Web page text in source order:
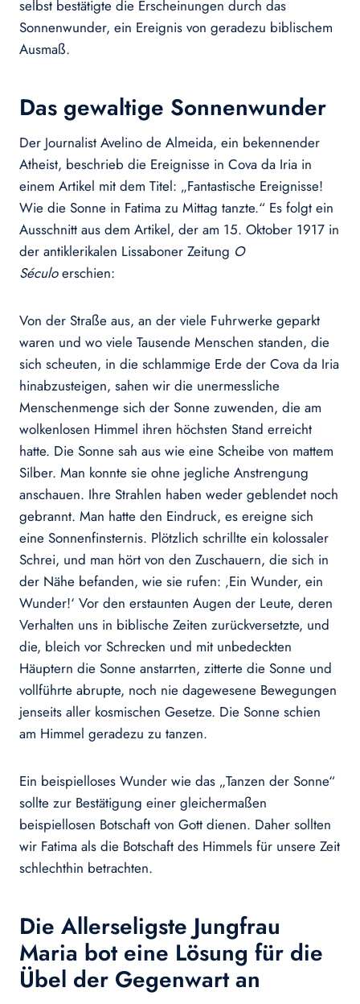
selbst bestätigte die Erscheinungen durch das
Sonnenwunder, ein Ereignis von geradezu biblischem
Ausmaß.
Das gewaltige Sonnenwunder
Der Journalist Avelino de Almeida, ein bekennender
Atheist, beschrieb die Ereignisse in Cova da Iria in
einem Artikel mit dem Titel: „Fantastische Ereignisse!
Wie die Sonne in Fatima zu Mittag tanzte.“ Es folgt ein
Ausschnitt aus dem Artikel, der am 15. Oktober 1917 in
der antiklerikalen Lissaboner Zeitung O
Séculoerschien:
Von der Straße aus, an der viele Fuhrwerke geparkt
waren und wo viele Tausende Menschen standen, die
sich scheuten, in die schlammige Erde der Cova da Iria
hinabzusteigen, sahen wir die unermessliche
Menschenmenge sich der Sonne zuwenden, die am
wolkenlosen Himmel ihren höchsten Stand erreicht
hatte. Die Sonne sah aus wie eine Scheibe von mattem
Silber. Man konnte sie ohne jegliche Anstrengung
anschauen. Ihre Strahlen haben weder geblendet noch
gebrannt. Man hatte den Eindruck, es ereigne sich
eine Sonnenfinsternis. Plötzlich schrillte ein kolossaler
Schrei, und man hört von den Zuschauern, die sich in
der Nähe befanden, wie sie rufen: ‚Ein Wunder, ein
Wunder!‘ Vor den erstaunten Augen der Leute, deren
Verhalten uns in biblische Zeiten zurückversetzte, und
die, bleich vor Schrecken und mit unbedeckten
Häuptern die Sonne anstarrten, zitterte die Sonne und
vollführte abrupte, noch nie dagewesene Bewegungen
jenseits aller kosmischen Gesetze. Die Sonne schien
am Himmel geradezu zu tanzen.
Ein beispielloses Wunder wie das „Tanzen der Sonne“
sollte zur Bestätigung einer gleichermaßen
beispiellosen Botschaft von Gott dienen. Daher sollten
wir Fatima als die Botschaft des Himmels für unsere Zeit
schlechthin betrachten.
Die Allerseligste Jungfrau
Maria bot eine Lösung für die
Übel der Gegenwart an